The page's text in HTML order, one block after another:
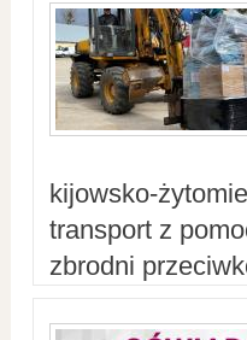
kijowsko-
transport z
zbrodni